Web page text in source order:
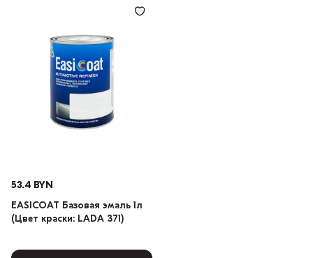
53.4 BYN
EASICOAT Базовая эмаль 1л
(Цвет краски: LADA 371)